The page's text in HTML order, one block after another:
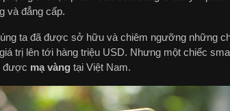
và đẳng cấp.
ta đã được sở hữu và chiêm ngưỡng những
trị lên tới hàng triệu USD. Nhưng một chiếc
được mạ vàng tại Việt Nam.